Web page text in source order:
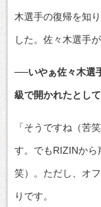
木選手の復帰を知
した。佐々木選手
──いやぁ佐々木選
級で開かれたとし
「そうですね（苦
す。でもRIZINから
笑）。ただし、オ
りです。